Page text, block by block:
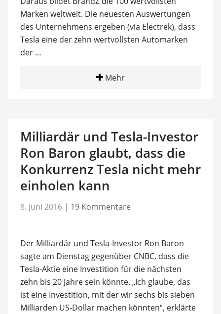
Marken weltweit. Die neuesten Auswertungen
des Unternehmens ergeben (via Electrek), dass
Tesla eine der zehn wertvollsten Automarken
der …
Mehr
Milliardär und Tesla-Investor
Ron Baron glaubt, dass die
Konkurrenz Tesla nicht mehr
einholen kann
8. Juni 2016 | 19 Kommentare
Der Milliardär und Tesla-Investor Ron Baron
sagte am Dienstag gegenüber CNBC, dass die
Tesla-Aktie eine Investition für die nächsten
zehn bis 20 Jahre sein könnte. „Ich glaube, das
ist eine Investition, mit der wir sechs bis sieben
Milliarden US-Dollar machen könnten“, erklärte